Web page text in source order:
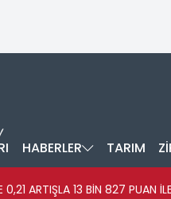
HABERLER TARIM
ARTIŞLA 13 BİN 827 PUAN